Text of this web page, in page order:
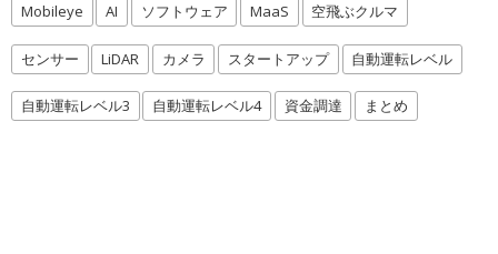
Mobileye AI ソフトウェア MaaS 空飛ぶクルマ
センサー LiDAR カメラ スタートアップ 自動運転レベル
自動運転レベル3 自動運転レベル4 資金調達 まとめ